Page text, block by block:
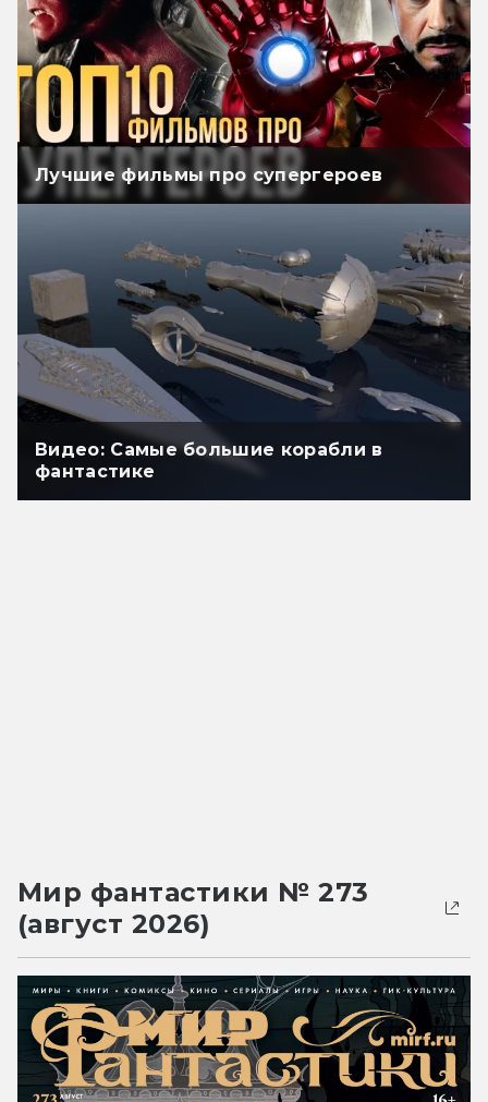
Лучшие фильмы про супергероев
Видео: Самые большие корабли в
фантастике
Мир фантастики № 273
(август 2026)